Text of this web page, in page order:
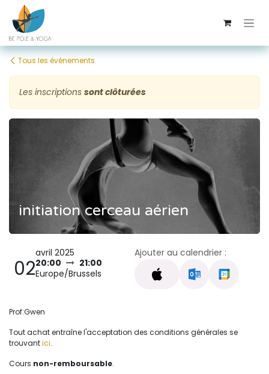
Se rendre au contenu
Tous les événements
Les inscriptions sont clôturées
initiation cerceau aérien
02
avril 2025
20:00
21:00
Europe/Brussels
Ajouter au calendrier :
Prof:Gwen
Tout achat entraîne l'acceptation des conditions générales se
trouvantici.
Cours non-remboursable.